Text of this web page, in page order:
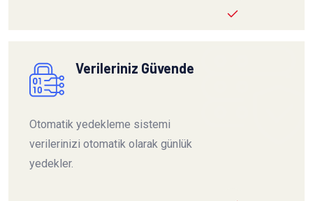
Verileriniz Güvende
Otomatik yedekleme sistemi
verilerinizi otomatik olarak günlük
yedekler.